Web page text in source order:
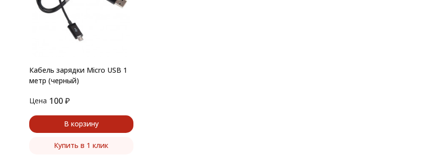
Кабель зарядки Micro USB 1
метр (черный)
Цена 100 ₽
В корзину
Купить в 1 клик